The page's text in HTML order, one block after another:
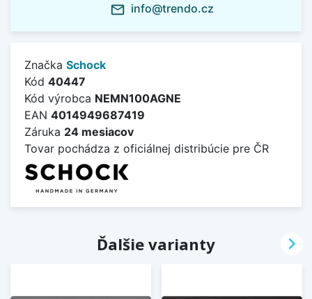
mail_outline info@trendo.cz
Značka Schock
Kód 40447
Kód výrobca NEMN100AGNE
EAN 4014949687419
Záruka 24 mesiacov
Tovar pochádza z oficiálnej distribúcie pre ČR
Ďalšie varianty 